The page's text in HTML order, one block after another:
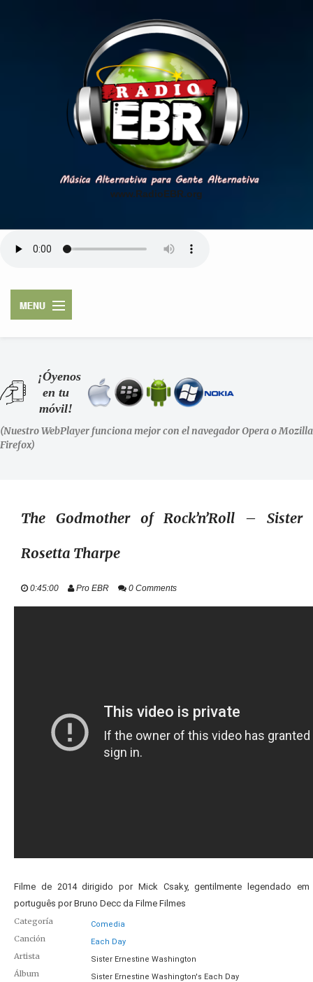
www.RadioEBR.org
SHOWS
LA RADIO
STAFF
EVENTOS
+ INFO
¡Óyenos
en tu
móvil!
(Nuestro WebPlayer funciona mejor con el navegador Opera o Mozilla
Firefox)
The Godmother of Rock’n’Roll – Sister
Rosetta Tharpe
0:45:00 Pro EBR 0 Comments
Filme de 2014 dirigido por Mick Csaky, gentilmente legendado em
português por Bruno Decc da Filme Filmes
Categoría Comedia
Canción Each Day
Artista Sister Ernestine Washington
Álbum Sister Ernestine Washington's Each Day